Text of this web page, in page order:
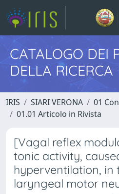
CATALOGO DEI
DELLA RICERCA
IRIS SIARI VERONA
01
01.01 Articolo in Rivista
[Vagal reflex
tonic activity,
hyperventilation, in
laryngeal motor